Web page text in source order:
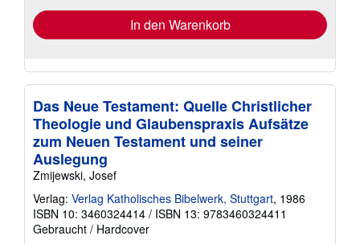
In den Warenkorb
Das Neue Testament: Quelle Christlicher
Theologie und Glaubenspraxis Aufsätze
zum Neuen Testament und seiner
Auslegung
Zmijewski, Josef
Verlag: Verlag Katholisches Bibelwerk, Stuttgart, 1986
ISBN 10: 3460324414 / ISBN 13: 9783460324411
Gebraucht / Hardcover